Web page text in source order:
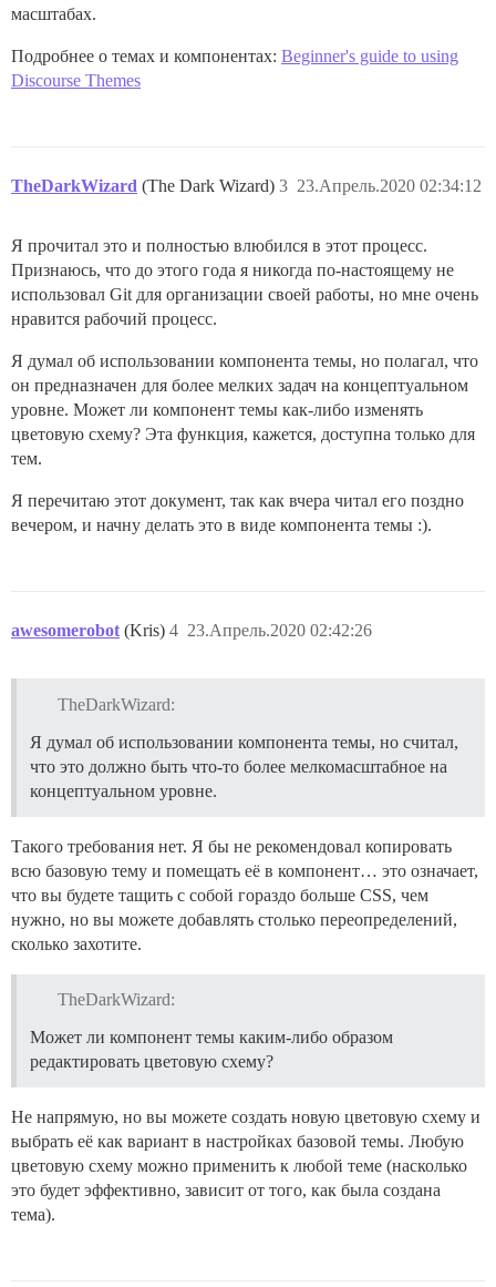
масштабах.
Подробнее о темах и компонентах: Beginner's guide to using
Discourse Themes
TheDarkWizard (The Dark Wizard) 23.Апрель.2020 02:34:12
3
Я прочитал это и полностью влюбился в этот процесс.
Признаюсь, что до этого года я никогда по-настоящему не
использовал Git для организации своей работы, но мне очень
нравится рабочий процесс.
Я думал об использовании компонента темы, но полагал, что
он предназначен для более мелких задач на концептуальном
уровне. Может ли компонент темы как-либо изменять
цветовую схему? Эта функция, кажется, доступна только для
тем.
Я перечитаю этот документ, так как вчера читал его поздно
вечером, и начну делать это в виде компонента темы :).
awesomerobot (Kris) 23.Апрель.2020 02:42:26
4
TheDarkWizard:
Я думал об использовании компонента темы, но считал,
что это должно быть что-то более мелкомасштабное на
концептуальном уровне.
Такого требования нет. Я бы не рекомендовал копировать
всю базовую тему и помещать её в компонент… это означает,
что вы будете тащить с собой гораздо больше CSS, чем
нужно, но вы можете добавлять столько переопределений,
сколько захотите.
TheDarkWizard:
Может ли компонент темы каким-либо образом
редактировать цветовую схему?
Не напрямую, но вы можете создать новую цветовую схему и
выбрать её как вариант в настройках базовой темы. Любую
цветовую схему можно применить к любой теме (насколько
это будет эффективно, зависит от того, как была создана
тема).